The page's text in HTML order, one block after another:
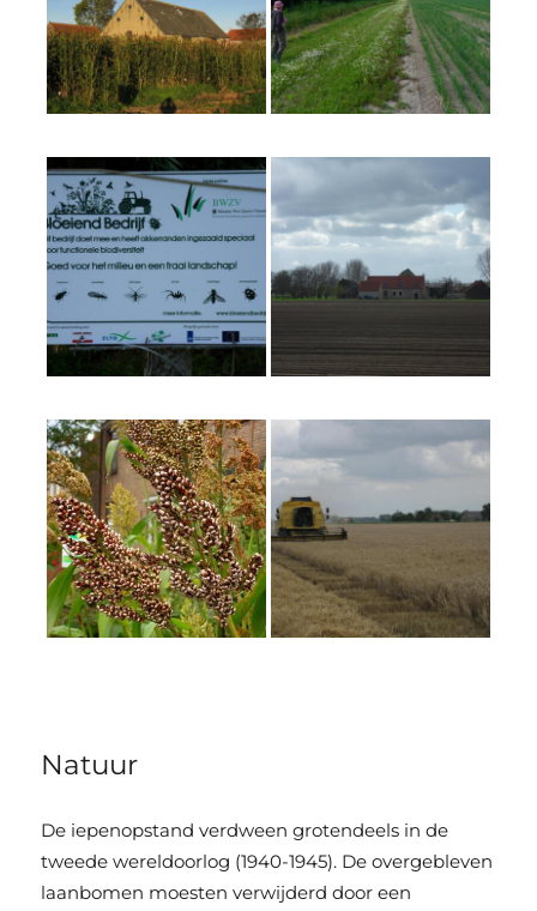
Natuur
De iepenopstand verdween grotendeels in de
tweede wereldoorlog (1940-1945). De overgebleven
laanbomen moesten verwijderd door een